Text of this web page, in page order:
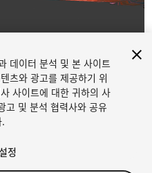
데이터 분석 및 본 사이트
츠와 광고를 제공하기 위
사이트에 대한 귀하의 사
고 및 분석 협력사와 공유
정